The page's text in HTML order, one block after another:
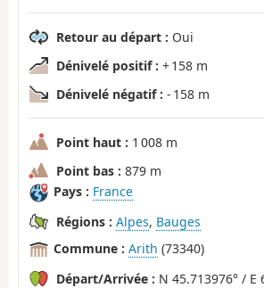
Retour au départ : Oui
Dénivelé positif : + 158 m
Dénivelé négatif : - 158 m
Point haut : 1 008 m
Point bas : 879 m
Pays : France
Régions : Alpes, Bauges
Commune : Arith (73340)
Départ/Arrivée : N 45.713976° / E